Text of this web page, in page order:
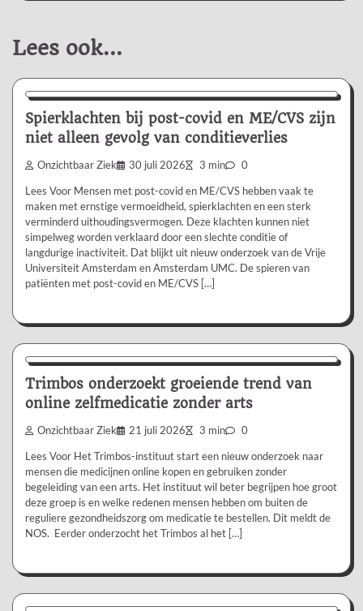
Lees ook...
Nieuws/Informatie
Spierklachten bij post-covid en ME/CVS zijn
niet alleen gevolg van conditieverlies
Onzichtbaar Ziek 30 juli 2026 3 min 0
Lees Voor Mensen met post-covid en ME/CVS hebben vaak te
maken met ernstige vermoeidheid, spierklachten en een sterk
verminderd uithoudingsvermogen. Deze klachten kunnen niet
simpelweg worden verklaard door een slechte conditie of
langdurige inactiviteit. Dat blijkt uit nieuw onderzoek van de Vrije
Universiteit Amsterdam en Amsterdam UMC. De spieren van
patiënten met post-covid en ME/CVS […]
Nieuws/Informatie
Trimbos onderzoekt groeiende trend van
online zelfmedicatie zonder arts
Onzichtbaar Ziek 21 juli 2026 3 min 0
Lees Voor Het Trimbos-instituut start een nieuw onderzoek naar
mensen die medicijnen online kopen en gebruiken zonder
begeleiding van een arts. Het instituut wil beter begrijpen hoe groot
deze groep is en welke redenen mensen hebben om buiten de
reguliere gezondheidszorg om medicatie te bestellen. Dit meldt de
NOS. Eerder onderzocht het Trimbos al het […]
Aanbevolen